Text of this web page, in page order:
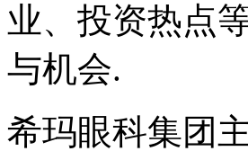
业、投资热点
与机会.
希玛眼科集团